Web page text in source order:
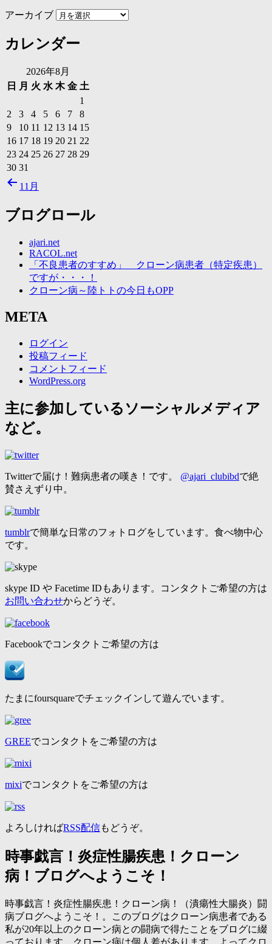
アーカイブ
カレンダー
2026年8月
日
月 火 水 木 金 土
1
2
3 4 5 6 7
8
9
10 11 12 13 14 15
16 17 18 19 20 21 22
23 24 25 26 27 28 29
30 31
11月
ブログロール
ajari.net
RACOL.net
「不良患者のすすめ」 クローン病患者（特定疾患）
ですが・・・！
クローン病～陸トトの今日もOPP
META
ログイン
投稿フィード
コメントフィード
WordPress.org
主に参加しているソーシャルメディア
など。
Twitterで届け！難病患者の嘆き！です。 @ajari_clubibdで絶
賛さえずり中。
tumblrで簡単な日常のフォトログをしています。食べ物中心
です。
skype ID や Facetime IDもあります。コンタクトご希望の方は
お問い合わせからどうぞ。
Facebookでコンタクトご希望の方は
たまにfoursquareでチェックインして遊んでいます。
GREEでコンタクトをご希望の方は
mixiでコンタクトをご希望の方は
よろしければRSS配信もどうぞ。
時事戯言！炎症性腸疾患！クローン
病！ブログへようこそ！
時事戯言！炎症性腸疾患！クローン病！（潰瘍性大腸炎）闘
病ブログへようこそ！。このブログはクローン病患者である
私が20年以上のクローン病との闘病で得たことをブログに綴
っております。クローン病は個人差があります。よってクロ